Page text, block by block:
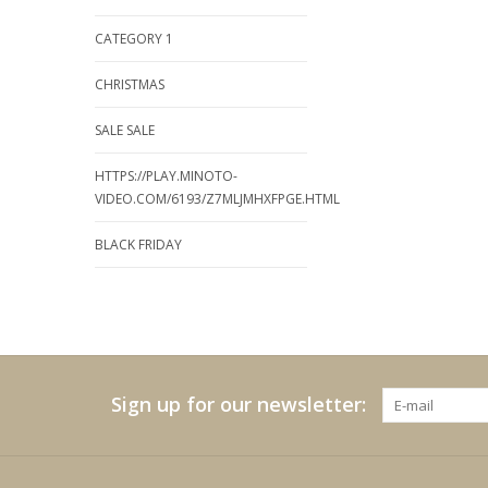
CATEGORY 1
CHRISTMAS
SALE SALE
HTTPS://PLAY.MINOTO-
VIDEO.COM/6193/Z7MLJMHXFPGE.HTML
BLACK FRIDAY
Sign up for our newsletter: